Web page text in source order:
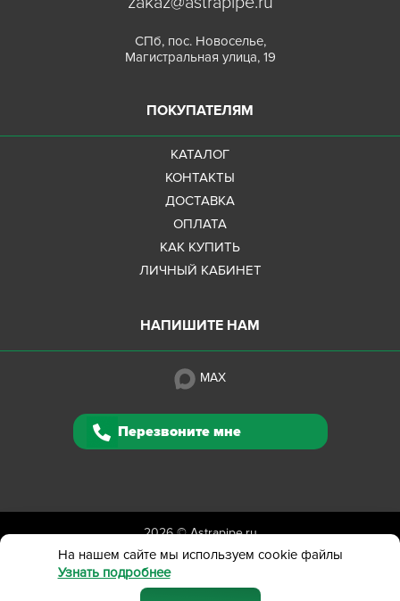
СПб, пос. Новоселье,
Магистральная улица, 19
ПОКУПАТЕЛЯМ
КАТАЛОГ
КОНТАКТЫ
ДОСТАВКА
ОПЛАТА
КАК КУПИТЬ
ЛИЧНЫЙ КАБИНЕТ
НАПИШИТЕ НАМ
MAX
Перезвоните мне
2026 ©Astrapipe.ru
Полная версия сайта
Политика конфиденциальности
Вся представленная на сайте информация приведена
На нашем сайте мы используем cookie файлы
Узнать подробнее